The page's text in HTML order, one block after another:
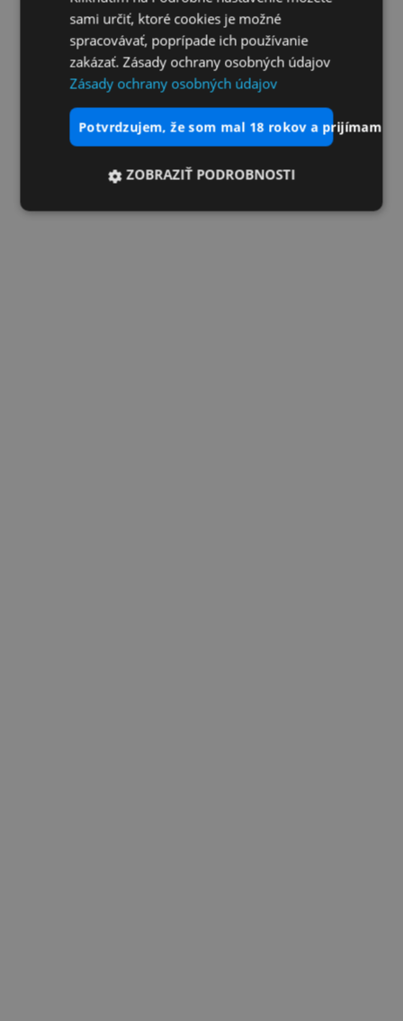
sami určiť, ktoré cookies je možné
spracovávať, poprípade ich používanie
zakázať. Zásady ochrany osobných údajov
Zásady ochrany osobných údajov
potvrdzujem, že som mal 18 rokov a prijímam
ZOBRAZIŤ PODROBNOSTI